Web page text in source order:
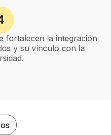
fortalecen la integración
y su vínculo con la